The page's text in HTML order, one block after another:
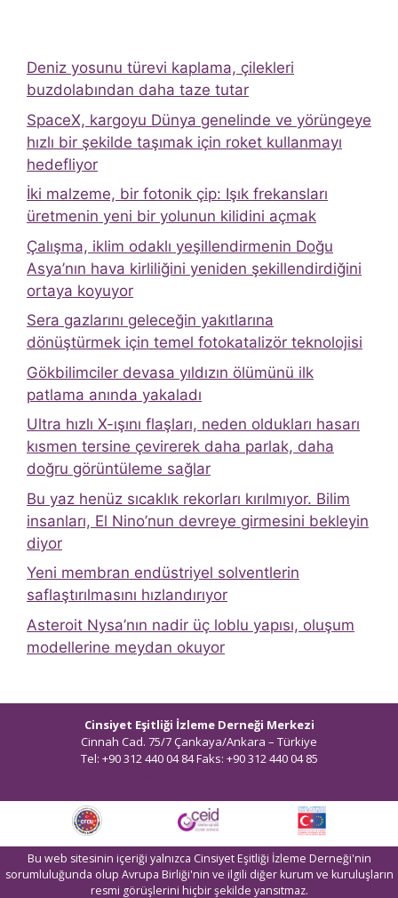
Deniz yosunu türevi kaplama, çilekleri
buzdolabından daha taze tutar
SpaceX, kargoyu Dünya genelinde ve yörüngeye
hızlı bir şekilde taşımak için roket kullanmayı
hedefliyor
İki malzeme, bir fotonik çip: Işık frekansları
üretmenin yeni bir yolunun kilidini açmak
Çalışma, iklim odaklı yeşillendirmenin Doğu
Asya’nın hava kirliliğini yeniden şekillendirdiğini
ortaya koyuyor
Sera gazlarını geleceğin yakıtlarına
dönüştürmek için temel fotokatalizör teknolojisi
Gökbilimciler devasa yıldızın ölümünü ilk
patlama anında yakaladı
Ultra hızlı X-ışını flaşları, neden oldukları hasarı
kısmen tersine çevirerek daha parlak, daha
doğru görüntüleme sağlar
Bu yaz henüz sıcaklık rekorları kırılmıyor. Bilim
insanları, El Nino’nun devreye girmesini bekleyin
diyor
Yeni membran endüstriyel solventlerin
saflaştırılmasını hızlandırıyor
Asteroit Nysa’nın nadir üç loblu yapısı, oluşum
modellerine meydan okuyor
Cinsiyet Eşitliği İzleme Derneği Merkezi
Cinnah Cad. 75/7 Çankaya/Ankara – Türkiye
Tel: +90 312 440 04 84 Faks: +90 312 440 04 85
Bu web sitesinin içeriği yalnızca Cinsiyet Eşitliği İzleme Derneği'nin
sorumluluğunda olup Avrupa Birliği'nin ve ilgili diğer kurum ve kuruluşların
resmi görüşlerini hiçbir şekilde yansıtmaz.